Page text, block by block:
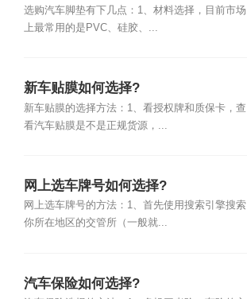
选购汽车脚垫有下几点：1、材料选择，目前市场
上最常用的是PVC、硅胶、...
新车贴膜如何选择?
新车贴膜的选择方法：1、看授权牌和质保卡，查
看汽车贴膜是不是正规货源，...
网上选车牌号如何选择?
网上选车牌号的方法：1、首先使用搜索引擎搜索
你所在地区的交管所（一般就...
汽车保险如何选择?